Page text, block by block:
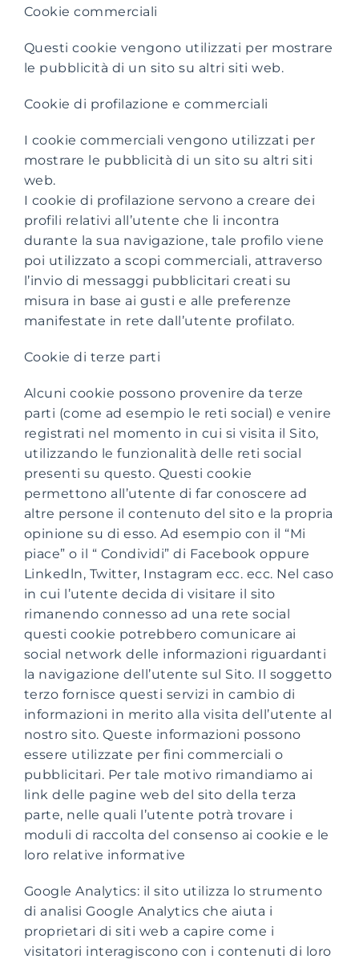
Cookie commerciali
Questi cookie vengono utilizzati per mostrare
le pubblicità di un sito su altri siti web.
Cookie di profilazione e commerciali
I cookie commerciali vengono utilizzati per
mostrare le pubblicità di un sito su altri siti
web.
I cookie di profilazione servono a creare dei
profili relativi all’utente che li incontra
durante la sua navigazione, tale profilo viene
poi utilizzato a scopi commerciali, attraverso
l’invio di messaggi pubblicitari creati su
misura in base ai gusti e alle preferenze
manifestate in rete dall’utente profilato.
Cookie di terze parti
Alcuni cookie possono provenire da terze
parti (come ad esempio le reti social) e venire
registrati nel momento in cui si visita il Sito,
utilizzando le funzionalità delle reti social
presenti su questo. Questi cookie
permettono all’utente di far conoscere ad
altre persone il contenuto del sito e la propria
opinione su di esso. Ad esempio con il “Mi
piace” o il “ Condividi” di Facebook oppure
Linkedln, Twitter, Instagram ecc. ecc. Nel caso
in cui l’utente decida di visitare il sito
rimanendo connesso ad una rete social
questi cookie potrebbero comunicare ai
social network delle informazioni riguardanti
la navigazione dell’utente sul Sito. Il soggetto
terzo fornisce questi servizi in cambio di
informazioni in merito alla visita dell’utente al
nostro sito. Queste informazioni possono
essere utilizzate per fini commerciali o
pubblicitari. Per tale motivo rimandiamo ai
link delle pagine web del sito della terza
parte, nelle quali l’utente potrà trovare i
moduli di raccolta del consenso ai cookie e le
loro relative informative
Google Analytics: il sito utilizza lo strumento
di analisi Google Analytics che aiuta i
proprietari di siti web a capire come i
visitatori interagiscono con i contenuti di loro